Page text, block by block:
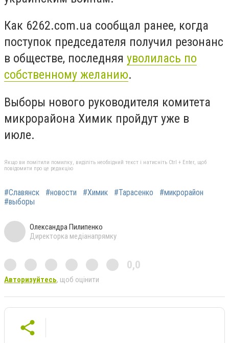
Как 6262.com.ua сообщал ранее, когда
поступок председателя получил резонанс
в обществе, последняя уволилась по
собственному желанию.
Выборы нового руководителя комитета
микрорайона Химик пройдут уже в
июле.
Якщо ви помітили помилку, виділіть необхідний текст і натисніть Ctrl + Enter, щоб
повідомити про це редакцію
#Славянск #новости #Химик #Тарасенко
#микрорайон
#выборы
Олександра Пилипенко
Директорка медіанапрямку
0,0
Авторизуйтесь, щоб оцінити